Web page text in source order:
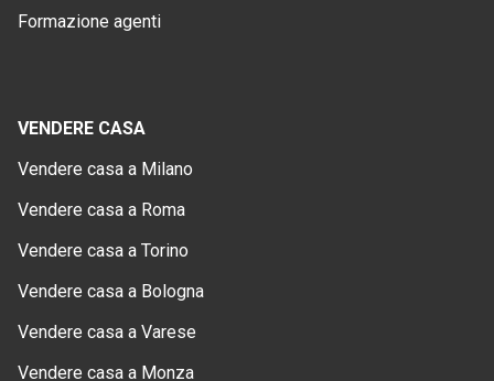
Formazione agenti
VENDERE CASA
Vendere casa a Milano
Vendere casa a Roma
Vendere casa a Torino
Vendere casa a Bologna
Vendere casa a Varese
Vendere casa a Monza